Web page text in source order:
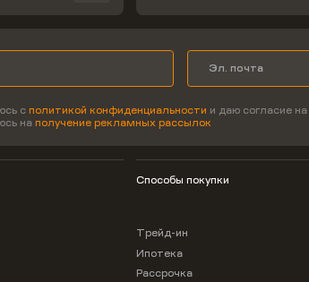
сполитикой конфиденциальности и даю согласие на
наполучение рекламных рассылок
Способы покупки
Трейд-ин
Ипотека
Рассрочка